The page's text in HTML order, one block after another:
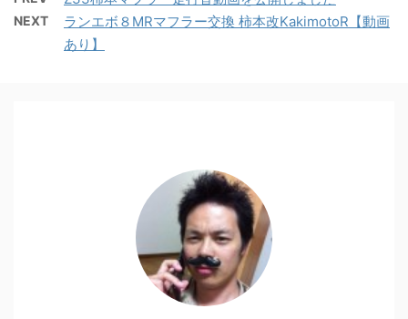
NEXT
ランエボ８MRマフラー交換 柿本改KakimotoR【動画
あり】